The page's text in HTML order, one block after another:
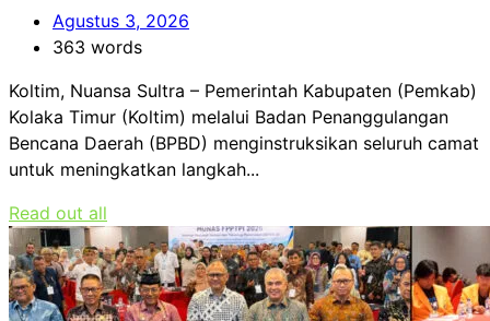
Agustus 3, 2026
363 words
Koltim, Nuansa Sultra – Pemerintah Kabupaten (Pemkab)
Kolaka Timur (Koltim) melalui Badan Penanggulangan
Bencana Daerah (BPBD) menginstruksikan seluruh camat
untuk meningkatkan langkah...
Read out all